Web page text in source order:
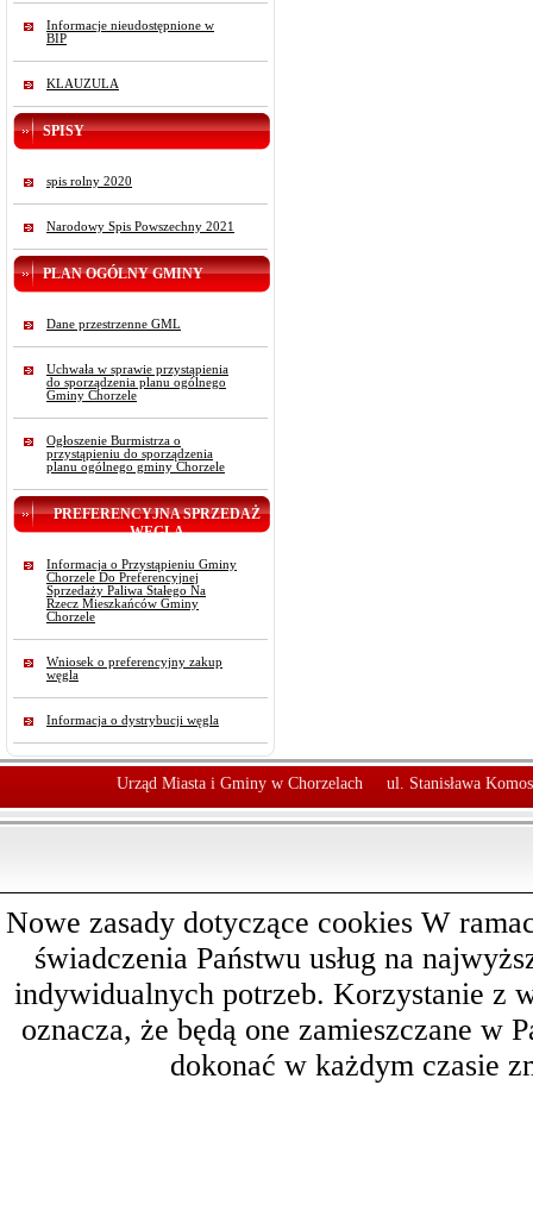
Informacje nieudostępnione w
BIP
KLAUZULA
SPISY
spis rolny 2020
Narodowy Spis Powszechny 2021
PLAN OGÓLNY GMINY
Dane przestrzenne GML
Uchwała w sprawie przystąpienia
do sporządzenia planu ogólnego
Gminy Chorzele
Ogłoszenie Burmistrza o
przystąpieniu do sporządzenia
planu ogólnego gminy Chorzele
PREFERENCYJNA SPRZEDAŻ
WĘGLA
Informacja o Przystąpieniu Gminy
Chorzele Do Preferencyjnej
Sprzedaży Paliwa Stałego Na
Rzecz Mieszkańców Gminy
Chorzele
Wniosek o preferencyjny zakup
węgla
Informacja o dystrybucji węgla
Urząd Miasta i Gminy w Chorzelach ul. Stanisława
Nowe zasady dotyczące cookies W
świadczenia Państwu usług na
indywidualnych potrzeb. Korzystanie z
oznacza, że będą one zamieszczane w
dokonać w każdym czasie